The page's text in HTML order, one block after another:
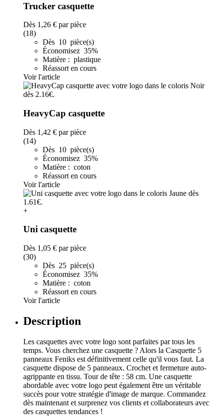
Trucker casquette
Dès 1,26 € par pièce
(18)
Dès 10 pièce(s)
Économisez 35%
Matière : plastique
Réassort en cours
Voir l'article
HeavyCap casquette
Dès 1,42 € par pièce
(14)
Dès 10 pièce(s)
Économisez 35%
Matière : coton
Réassort en cours
Voir l'article
+
Uni casquette
Dès 1,05 € par pièce
(30)
Dès 25 pièce(s)
Économisez 35%
Matière : coton
Réassort en cours
Voir l'article
Description
Les casquettes avec votre logo sont parfaites par tous les
temps. Vous cherchez une casquette ? Alors la Casquette 5
panneaux Feniks est définitivement celle qu'il vous faut. La
casquette dispose de 5 panneaux. Crochet et fermeture auto-
agrippante en tissu. Tour de tête : 58 cm. Une casquette
abordable avec votre logo peut également être un véritable
succès pour votre stratégie d'image de marque. Commandez
dès maintenant et surprenez vos clients et collaborateurs avec
des casquettes tendances !